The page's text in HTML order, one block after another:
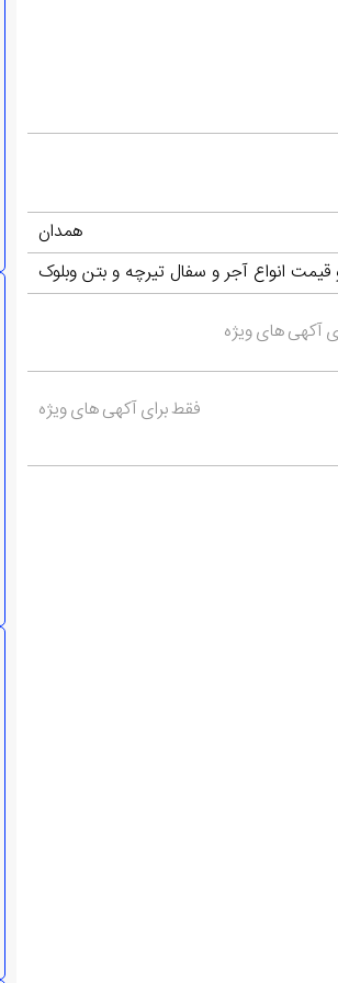
همدان
قیمت انواع آجر و سفال تیرچه و بتن وبلوک
آکهی های ویژه
فقط برای آکهی های ویژه